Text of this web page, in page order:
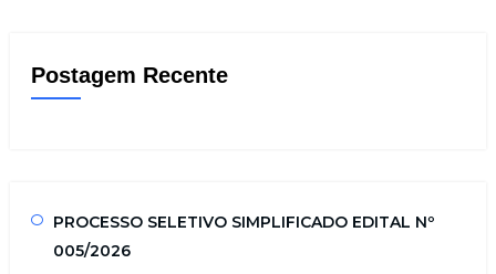
Postagem Recente
PROCESSO SELETIVO SIMPLIFICADO EDITAL Nº
005/2026